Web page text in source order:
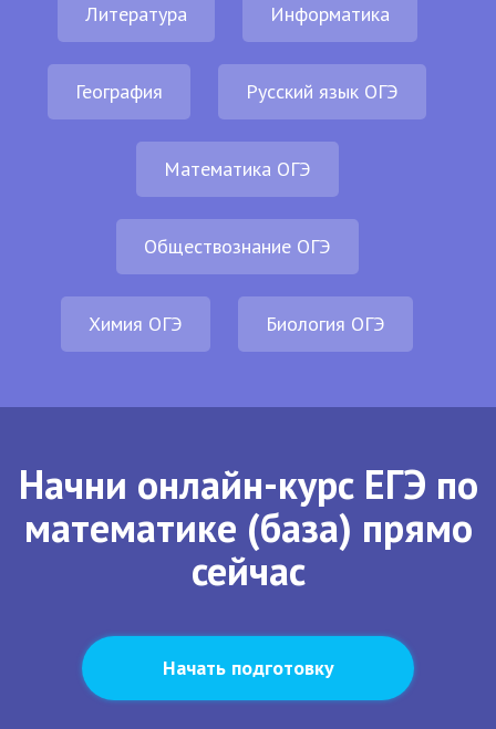
Литература Информатика
География Русский язык ОГЭ
Математика ОГЭ
Обществознание ОГЭ
Химия ОГЭ Биология ОГЭ
Начни онлайн-курс ЕГЭ по
математике (база) прямо
сейчас
Начать подготовку